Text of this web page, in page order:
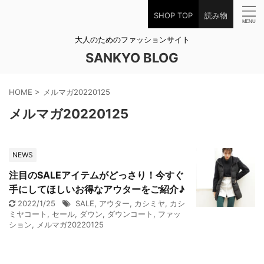
SHOP TOP 読み物
大人のためのファッションサイト
SANKYO BLOG
HOME > メルマガ20220125
メルマガ20220125
NEWS
注目のSALEアイテムがどっさり！今すぐ
手にしてほしいお得なアウターをご紹介♪
2022/1/25 SALE, アウター, カシミヤ, カシ
ミヤコート , セール, ダウン, ダウンコート , ファッ
ション, メルマガ20220125